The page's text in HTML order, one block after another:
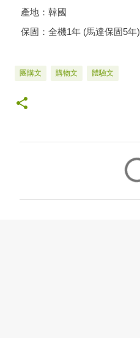
產地：韓國
保固：全機1年 (馬達保固5年)
團購文 購物文 體驗文